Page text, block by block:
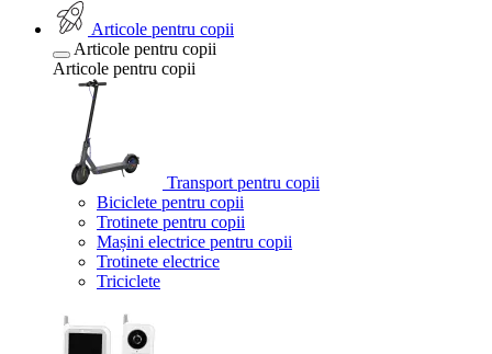
Articole pentru copii
Articole pentru copii
Articole pentru copii
Transport pentru copii
Biciclete pentru copii
Trotinete pentru copii
Mașini electrice pentru copii
Trotinete electrice
Triciclete